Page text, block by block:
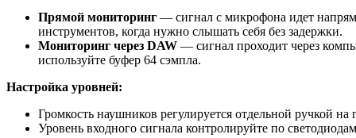
Прямой мониторинг — сигнал с микрофона идет
инструментов, когда нужно слышать себя без задержки.
Мониторинг через DAW — сигнал проходит через
используйте буфер 64 сэмпла.
Настройка уровней:
Громкость наушников регулируется отдельной ручкой на
Уровень входного сигнала контролируйте по